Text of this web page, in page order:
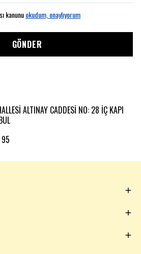
kanunuokudum, onaylıyorum
GÖNDER
ALTINAY CADDESİ NO: 28 İÇ KAPI